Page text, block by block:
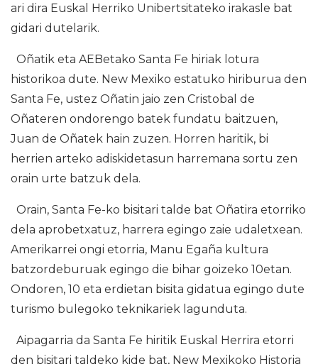
ari dira Euskal Herriko Unibertsitateko irakasle bat
gidari dutelarik.
Oñatik eta AEBetako Santa Fe hiriak lotura
historikoa dute. New Mexiko estatuko hiriburua den
Santa Fe, ustez Oñatin jaio zen Cristobal de
Oñateren ondorengo batek fundatu baitzuen,
Juan de Oñatek hain zuzen. Horren haritik, bi
herrien arteko adiskidetasun harremana sortu zen
orain urte batzuk dela.
Orain, Santa Fe-ko bisitari talde bat Oñatira etorriko
dela aprobetxatuz, harrera egingo zaie udaletxean.
Amerikarrei ongi etorria, Manu Egaña kultura
batzordeburuak egingo die bihar goizeko 10etan.
Ondoren, 10 eta erdietan bisita gidatua egingo dute
turismo bulegoko teknikariek lagunduta.
Aipagarria da Santa Fe hiritik Euskal Herrira etorri
den bisitari taldeko kide bat, New Mexikoko Historia